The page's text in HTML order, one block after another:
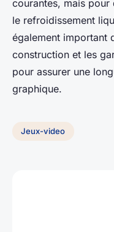
courantes, mais pour
le refroidissement
également important
construction et les
pour assurer une
graphique.
Jeux-video